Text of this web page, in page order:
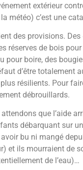
extérieur
météo) c’est une
des provisions. Des
réserves de bois
pour boire, des
d’être totalement
résilients. Pour
débrouillards.
que l’aide
débarquant sur
bu ni mangé
et ils mourraient de
de l’eau)…